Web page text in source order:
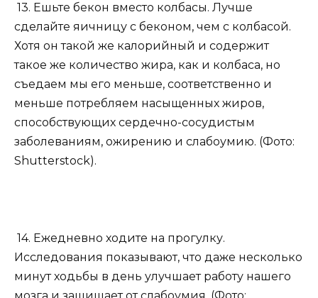
13. Ешьте бекон вместо колбасы. Лучше
сделайте яичницу с беконом, чем с колбасой.
Хотя он такой же калорийный и содержит
такое же количество жира, как и колбаса, но
съедаем мы его меньше, соответственно и
меньше потребляем насыщенных жиров,
способствующих сердечно-сосудистым
заболеваниям, ожирению и слабоумию. (Фото:
Shutterstock).
14. Ежедневно ходите на прогулку.
Исследования показывают, что даже несколько
минут ходьбы в день улучшает работу нашего
мозга и защищает от слабоумия. (Фото: